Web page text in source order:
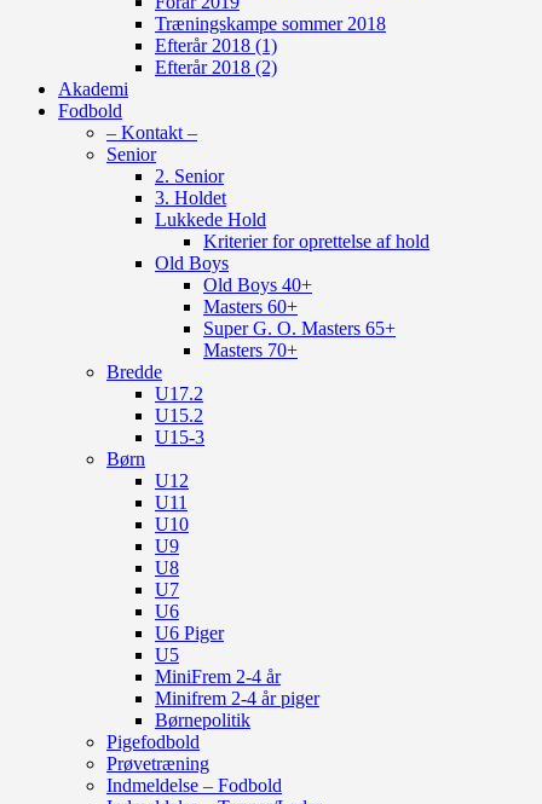
Træningskampe sommer 2018
Efterår 2018 (1)
Efterår 2018 (2)
Akademi
Fodbold
– Kontakt –
Senior
2. Senior
3. Holdet
Lukkede Hold
Kriterier for oprettelse af hold
Old Boys
Old Boys 40+
Masters 60+
Super G. O. Masters 65+
Masters 70+
Bredde
U17.2
U15.2
U15-3
Børn
U12
U11
U10
U9
U8
U7
U6
U6 Piger
U5
MiniFrem 2-4 år
Minifrem 2-4 år piger
Børnepolitik
Pigefodbold
Prøvetræning
Indmeldelse – Fodbold